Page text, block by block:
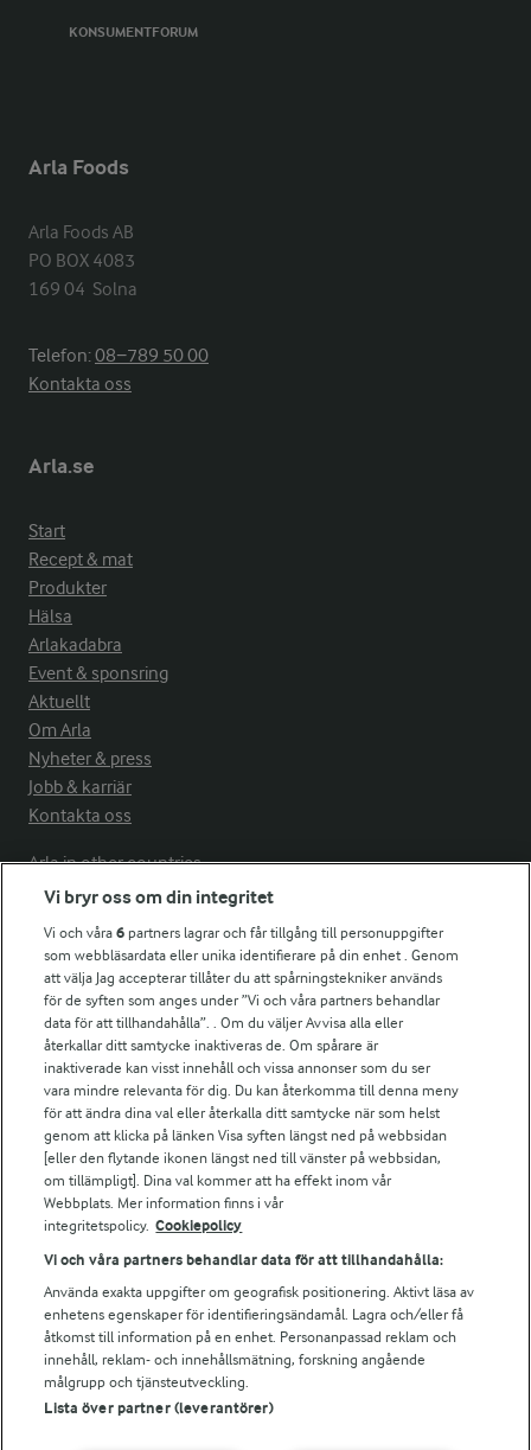
KONSUMENTFORUM
Arla Foods
Arla Foods AB
PO BOX 4083
169 04  Solna
Telefon:08−789 50 00
Kontakta oss
Arla.se
Start
Recept & mat
Produkter
Hälsa
Arlakadabra
Event & sponsring
Aktuellt
Om Arla
Nyheter & press
Jobb & karriär
Kontakta oss
Arla in other countries
Fler Arlasajter
För ägare
Arlas kundportal
Arla.com
Falbygdens Ost
Arla webbshop
Bildbank
Följ oss
Vi bryr oss om din integritet
Vi och våra6 partners lagrar och får tillgång till personuppgifter
som webbläsardata eller unika identifierare på din enhet . Genom
att välja Jag accepterar tillåter du att spårningstekniker används
för de syften som anges under ”Vi och våra partners behandlar
data för att tillhandahålla”. . Om du väljer Avvisa alla eller
återkallar ditt samtycke inaktiveras de. Om spårare är
inaktiverade kan visst innehåll och vissa annonser som du ser
vara mindre relevanta för dig. Du kan återkomma till denna meny
för att ändra dina val eller återkalla ditt samtycke när som helst
genom att klicka på länken Visa syften längst ned på webbsidan
[eller den flytande ikonen längst ned till vänster på webbsidan,
om tillämpligt]. Dina val kommer att ha effekt inom vår
Webbplats. Mer information finns i vår
integritetspolicy. Cookiepolicy
Vi och våra partners behandlar data för att tillhandahålla:
Använda exakta uppgifter om geografisk positionering. Aktivt läsa av
enhetens egenskaper för identifieringsändamål. Lagra och/eller få
åtkomst till information på en enhet. Personanpassad reklam och
innehåll, reklam- och innehållsmätning, forskning angående
målgrupp och tjänsteutveckling.
Lista över partner (leverantörer)